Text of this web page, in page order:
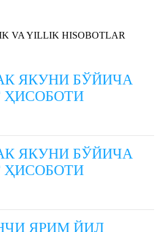
VA YILLIK HISOBOTLAR
ЯКУНИ БЎЙИЧА
ЯКУНИ БЎЙИЧА
ЯРИМ ЙИЛ